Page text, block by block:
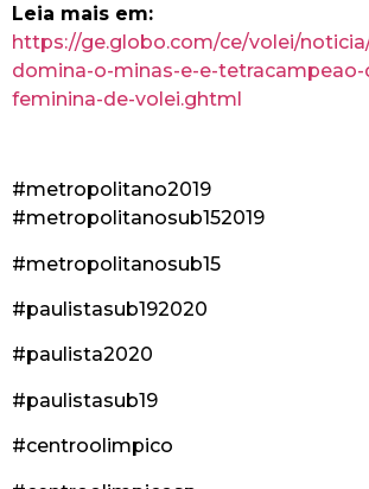
Leia mais em:
https://ge.globo.com/ce/volei/
domina-o-minas-e-e-
feminina-de-volei.ghtml
#metropolitano2019
#metropolitanosub152019
#metropolitanosub15
#paulistasub192020
#paulista2020
#paulistasub19
#centroolimpico